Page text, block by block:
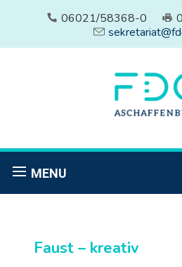
06021/58368-0
MENU
Faust – kreativ